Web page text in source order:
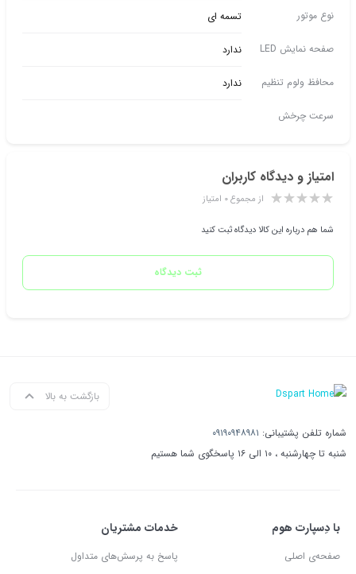
نوع موتور تسمه ای
صفحه نمایش LED ندارد
محافظ ولوم تنظیم ندارد
سرعت چرخش
امتیاز و دیدگاه کاربران
از مجموع ۰ امتیاز
شما هم درباره این کالا دیدگاه ثبت کنید
ثبت دیدگاه
بازگشت به بالا
شماره تلفن پشتیبانی: ۰۹۱۹۰۹۴۸۹۸۱
شنبه تا چهارشنبه ، ۱۰ الی ۱۶ پاسخگوی شما هستیم
با دِسپارت هوم
صفحه‌ی اصلی
خدمات مشتریان
پاسخ به پرسش‌های متداول